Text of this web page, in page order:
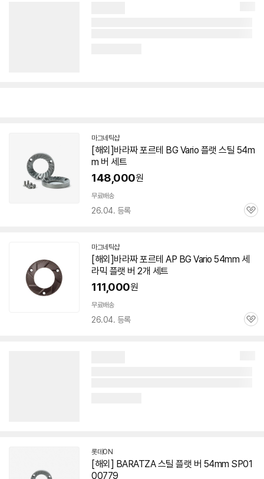
마그네틱샵네
이
버
이
[해외]바라짜 포르테 BG Vario 플랫 스틸 54m
m 버 세트
148,000원
무료배송
26.04. 등록
관
마그네틱샵네
이
버
이
[해외]바라짜 포르테 AP BG Vario 54mm 세
라믹 플랫 버 2개 세트
111,000원
무료배송
26.04. 등록
관
롯데ON
[해외] BARATZA 스틸 플랫 버 54mm SP01
00779